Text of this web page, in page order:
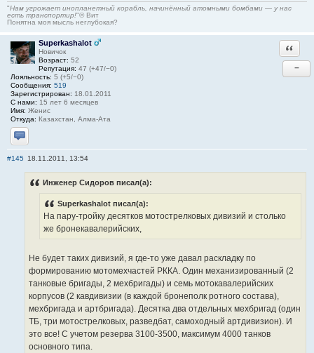
"Нам угрожает инопланетный корабль, начинённый атомными бомбами — у нас
есть транспортир!"© Вит
Понятна моя мысль неглубокая?
Superkashalot
Новичок
Возраст: 52
Репутация: 47 (+47/−0)
Лояльность: 5 (+5/−0)
Сообщения: 519
Зарегистрирован: 18.01.2011
С нами: 15 лет 6 месяцев
Имя: Женис
Откуда: Казахстан, Алма-Ата
Отправить личное сообщение
−
#145 18.11.2011, 13:54
Инженер Сидоров писал(а):
Superkashalot писал(а):
На пару-тройку десятков мотострелковых дивизий и столько
же бронекавалерийских,
Не будет таких дивизий, я где-то уже давал раскладку по
формированию мотомехчастей РККА. Один механизированный (2
танковые бригады, 2 мехбригады) и семь мотокавалерийских
корпусов (2 кавдивизии (в каждой бронеполк ротного состава),
мехбригада и артбригада). Десятка два отдельных мехбригад (один
ТБ, три мотострелковых, разведбат, самоходный артдивизион). И
это все! С учетом резерва 3100-3500, максимум 4000 танков
основного типа.